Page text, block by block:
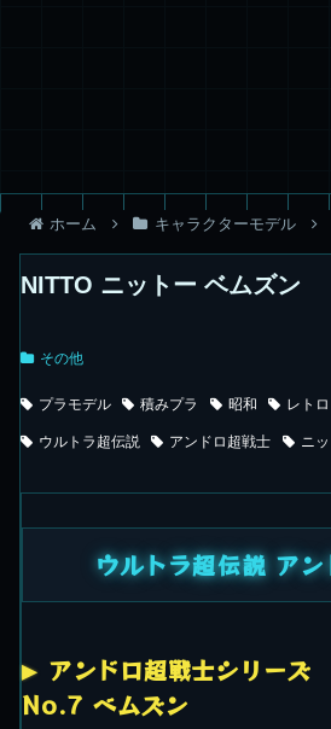
ホーム キャラクターモデル
NITTO ニットー ベムズン
その他
プラモデル 積みプラ 昭和 レトロ
ウルトラ超伝説 アンドロ超戦士 ニ
ウルトラ超伝説 ア
アンドロ超戦士シリーズ
No.7 ベムズン